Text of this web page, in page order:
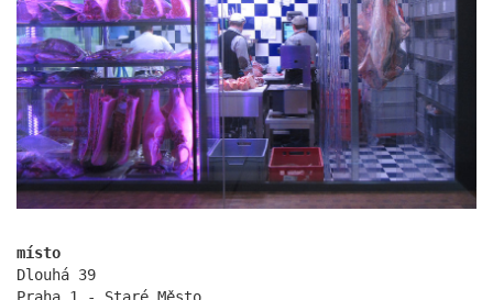
pod hády brno
místo
Dlouhá 39